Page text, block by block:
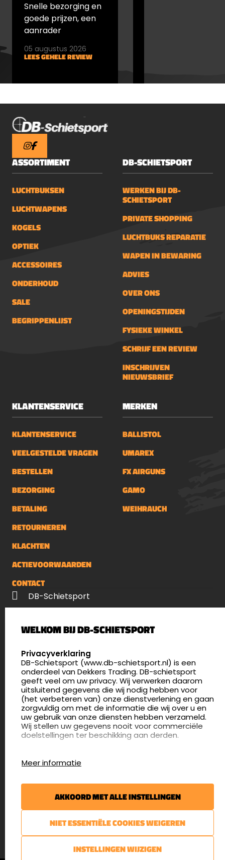
Snelle bezorging en
goede prijzen, een
aanrader
LEES GEHELE REVIEW
05 augustus 2026
ASSORTIMENT
LUCHTBUKSEN
LUCHTWAPENS
KOGELS
OPTIEK
ACCESSOIRES
ONDERHOUD
SALE
BEGRIPPENLIJST
DB-SCHIETSPORT
WERKEN BIJ DB-
SCHIETSPORT
PRIVATE SHOPPING
LUCHTBUKS REPARATIE
WAPEN IN BEWARING
ADVIES
OVER ONS
OPENINGSTIJDEN
FYSIEKE WINKEL
SCHRIJF EEN REVIEW
INSCHRIJVEN
NIEUWSBRIEF
KLANTENSERVICE
KLANTENSERVICE
VEELGESTELDE VRAGEN
BESTELLEN
BEZORGING
BETALING
RETOURNEREN
KLACHTEN
ACTIEVOORWAARDEN
CONTACT
MERKEN
BALLISTOL
UMAREX
FX AIRGUNS
GAMO
WEIHRAUCH
DB-Schietsport
5411 LX Zeeland
4.8
175 beoordelingen
info@db-schietsport.nl
Openingstijden
Dinsdag en donderdag: 13:00 - 17:00 én 18:00 - 21:00
uur
Afspraak maken
Nieuwsbrief
€5,- kortingsbon voor uw volgende bestelling.
Blijf op de hoogte van het laatste nieuws
WELKOM BIJ DB-SCHIETSPORT
SELECT LANGUAGE
Privacyverklaring
DB-Schietsport (www.db-schietsport.nl) is een
onderdeel van Dekkers Trading. DB-schietsport
geeft veel om uw privacy. Wij verwerken daarom
uitsluitend gegevens die wij nodig hebben voor
(het verbeteren van) onze dienstverlening en gaan
zorgvuldig om met de informatie die wij over u en
uw gebruik van onze diensten hebben verzameld.
Wij stellen uw gegevens nooit voor commerciële
doelstellingen ter beschikking aan derden.
website gebruiken en hoe effectief de Adwords-
advertenties van Dekkers trading bij Google
zoekresultaatpagina’s zijn. De aldus verkregen
informatie wordt, met inbegrip van het adres van
uw computer (IP-adres), overgebracht naar en
Verenigde Staten. Lees het privacybeleid van
Meer informatie
AKKOORD MET ALLE INSTELLINGEN
NIET ESSENTIËLE COOKIES WEIGEREN
INSTELLINGEN WIJZIGEN